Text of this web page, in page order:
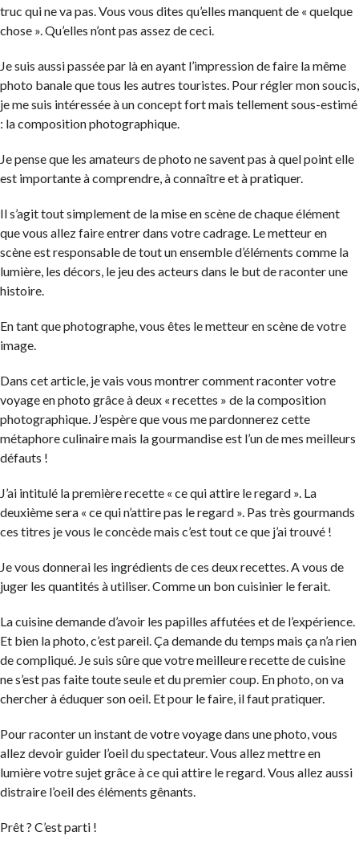
truc qui ne va pas. Vous vous dites qu’elles manquent de « quelque
chose ». Qu’elles n’ont pas assez de ceci.
Je suis aussi passée par là en ayant l’impression de faire la même
photo banale que tous les autres touristes. Pour régler mon soucis,
je me suis intéressée à un concept fort mais tellement sous-estimé
: la composition photographique.
Je pense que les amateurs de photo ne savent pas à quel point elle
est importante à comprendre, à connaître et à pratiquer.
Il s’agit tout simplement de la mise en scène de chaque élément
que vous allez faire entrer dans votre cadrage. Le metteur en
scène est responsable de tout un ensemble d’éléments comme la
lumière, les décors, le jeu des acteurs dans le but de raconter une
histoire.
En tant que photographe, vous êtes le metteur en scène de votre
image.
Dans cet article, je vais vous montrer comment raconter votre
voyage en photo grâce à deux « recettes » de la composition
photographique. J’espère que vous me pardonnerez cette
métaphore culinaire mais la gourmandise est l’un de mes meilleurs
défauts !
J’ai intitulé la première recette « ce qui attire le regard ». La
deuxième sera « ce qui n’attire pas le regard ». Pas très gourmands
ces titres je vous le concède mais c’est tout ce que j’ai trouvé !
Je vous donnerai les ingrédients de ces deux recettes. A vous de
juger les quantités à utiliser. Comme un bon cuisinier le ferait.
La cuisine demande d’avoir les papilles affutées et de l’expérience.
Et bien la photo, c’est pareil. Ça demande du temps mais ça n’a rien
de compliqué. Je suis sûre que votre meilleure recette de cuisine
ne s’est pas faite toute seule et du premier coup. En photo, on va
chercher à éduquer son oeil. Et pour le faire, il faut pratiquer.
Pour raconter un instant de votre voyage dans une photo, vous
allez devoir guider l’oeil du spectateur. Vous allez mettre en
lumière votre sujet grâce à ce qui attire le regard. Vous allez aussi
distraire l’oeil des éléments gênants.
Prêt ? C’est parti !